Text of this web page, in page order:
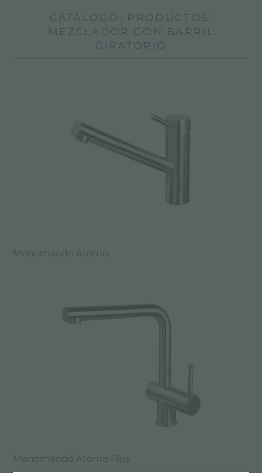
CATÁLOGO, PRODUCTOS:
MEZCLADOR CON BARRIL
GIRATORIO
Monomando Atomo
Monomando Atomo Plus